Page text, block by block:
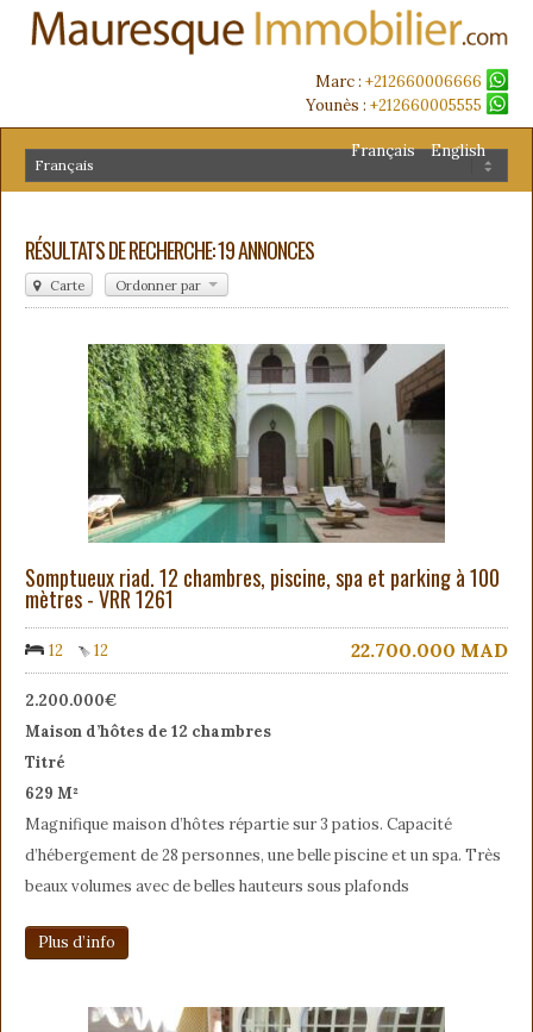
Marc : +212660006666
Younès : +212660005555
Français English
RÉSULTATS DE RECHERCHE: 19 ANNONCES
Carte Ordonner par
Somptueux riad. 12 chambres, piscine, spa et parking à 100
mètres - VRR 1261
12 12 22.700.000 MAD
2.200.000€
Maison d’hôtes de 12 chambres
Titré
629 M²
Magnifique maison d’hôtes répartie sur 3 patios. Capacité
d’hébergement de 28 personnes, une belle piscine et un spa. Très
beaux volumes avec de belles hauteurs sous plafonds
Plus d’info